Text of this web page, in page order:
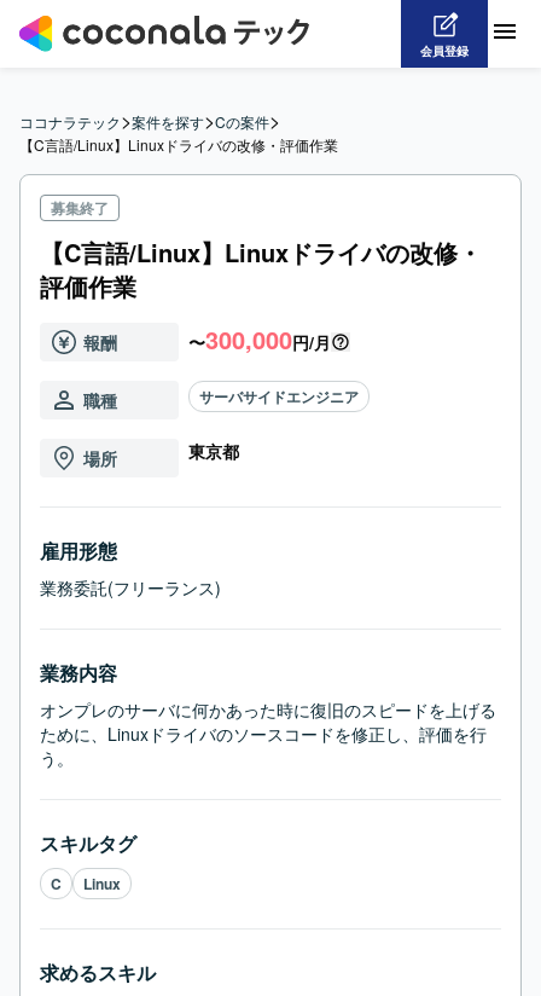
会員登録
ココナラテック>案件を探す>Cの案件>
【C言語/Linux】Linuxドライバの改修・評価作業
募集終了
【C言語/Linux】Linuxドライバの改修・
評価作業
報酬 〜300,000円/月
職種 サーバサイドエンジニア
場所 東京都
雇用形態
業務委託(フリーランス)
業務内容
オンプレのサーバに何かあった時に復旧のスピードを上げる
ために、Linuxドライバのソースコードを修正し、評価を行
う。
スキルタグ
C Linux
求めるスキル